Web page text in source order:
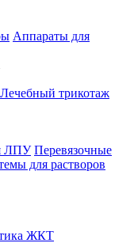
Аппараты для
Лечебный трикотаж
ЛПУ Перевязочные
для растворов
ЖКТ